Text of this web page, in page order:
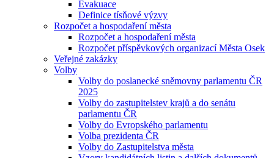
Evakuace
Definice tísňové výzvy
Rozpočet a hospodaření města
Rozpočet a hospodaření města
Rozpočet příspěvkových organizací Města Osek
Veřejné zakázky
Volby
Volby do poslanecké sněmovny parlamentu ČR
2025
Volby do zastupitelstev krajů a do senátu
parlamentu ČR
Volby do Evropského parlamentu
Volba prezidenta ČR
Volby do Zastupitelstva města